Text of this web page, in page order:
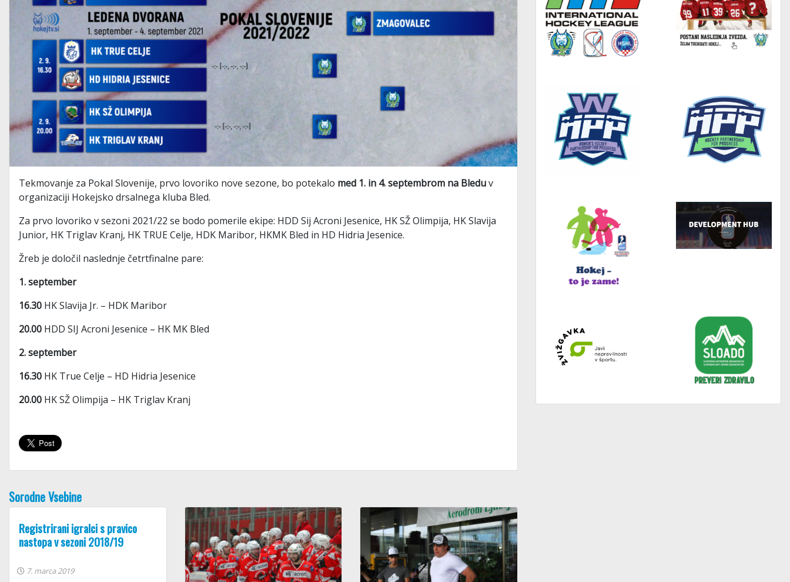
Tekmovanje za Pokal Slovenije, prvo lovoriko nove sezone, bo potekalo med 1. in 4. septembrom na Bleduv
organizaciji Hokejsko drsalnega kluba Bled.
Za prvo lovoriko v sezoni 2021/22 se bodo pomerile ekipe: HDD Sij Acroni Jesenice, HK SŽ Olimpija, HK Slavija
Junior, HK Triglav Kranj, HK TRUE Celje, HDK Maribor, HKMK Bled in HD Hidria Jesenice.
Žreb je določil naslednje četrtfinalne pare:
1. september
16.30 HK Slavija Jr. – HDK Maribor
20.00 HDD SIJ Acroni Jesenice – HK MK Bled
2. september
16.30 HK True Celje – HD Hidria Jesenice
20.00 HK SŽ Olimpija – HK Triglav Kranj
Sorodne Vsebine
Registrirani igralci s pravico
nastopa v sezoni 2018/19
7. marca 2019